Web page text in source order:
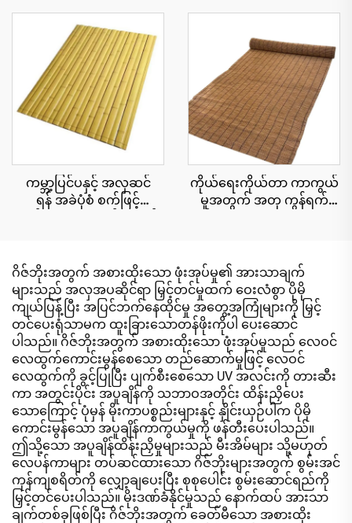
ပြား၊ ၁၅ နှစ်အထိ ယူဗီ
ခံနိုင်ရည်ရှိသော ပူပြင်းသော
ဒေသရှိ အပန်းဖြေစခန်းများ
အတွက်
ပြား ၅၀ စင်တီမီတာ x ၃
ကောင်းမွန်ခြင်း
ကမ္ဘာ့ပြင်ပနှင့် အလှဆင်
ရန် အခဲပုံစံ စက်ဖြင့်
ကိုယ်ရေးကိုယ်တာ ကာကွယ်
မှုအတွက် အတု ကွန်ရက်
ဂိဇ်ဘိုးအတွက် အစားထိုးသော ဖုံးအုပ်မှု၏ အားသာချက်
များသည် အလှအပဆိုင်ရာ မြှင့်တင်မှုထက် ဝေးလံစွာ ပိုမို
ကျယ်ပြန့်ပြီး အပြင်ဘက်နေထိုင်မှု အတွေ့အကြုံများကို မြှင့်
တင်ပေးရုံသာမက ထူးခြားသောတန်ဖိုးကိုပါ ပေးဆောင်
ပါသည်။ ဂိဇ်ဘိုးအတွက် အစားထိုးသော ဖုံးအုပ်မှုသည် လေဝင်
လေထွက်ကောင်းမွန်စေသော တည်ဆောက်မှုဖြင့် လေဝင်
လေထွက်ကို ခွင့်ပြုပြီး ပျက်စီးစေသော UV အလင်းကို တားဆီး
ကာ အတွင်းပိုင်း အပူချိန်ကို သဘာဝအတိုင်း ထိန်းညှိပေး
သောကြောင့် ပုံမှန် မိုးကာပစ္စည်းများနှင့် နှိုင်းယှဉ်ပါက ပိုမို
ကောင်းမွန်သော အပူချိန်ကာကွယ်မှုကို ဖန်တီးပေးပါသည်။
ဤသို့သော အပူချိန်ထိန်းညှိမှုများသည် မီးအိမ်များ သို့မဟုတ်
လေပန်ကာများ တပ်ဆင်ထားသော ဂိဇ်ဘိုးများအတွက် စွမ်းအင်
ကုန်ကျစရိတ်ကို လျှော့ချပေးပြီး စုစုပေါင်း စွမ်းဆောင်ရည်ကို
မြှင့်တင်ပေးပါသည်။ မိုးဒဏ်ခံနိုင်မှုသည် နောက်ထပ် အားသာ
ချက်တစ်ခုဖြစ်ပြီး ဂိဇ်ဘိုးအတွက် ခေတ်မီသော အစားထိုး